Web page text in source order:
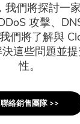
我們將探討一
攻擊、
們將了解與
這些問題並
性。
聯絡銷售團隊 >>